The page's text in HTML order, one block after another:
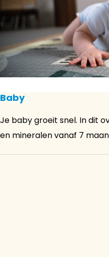
Baby
Je baby groeit snel. In dit
en mineralen vanaf 7